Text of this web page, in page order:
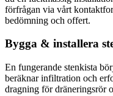
förfrågan via vårt
bedömning och offert.
Bygga & installera
En fungerande stenkista
beräknar infiltration och
dragning för dräneringsrör